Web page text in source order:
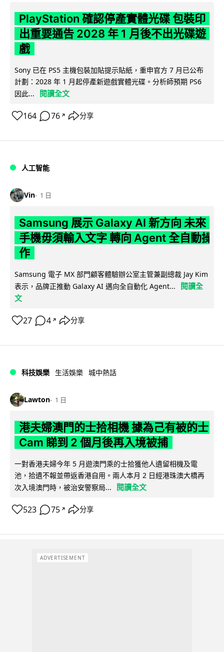
PlayStation 確認停產實體光碟 包裝印
出重要通告 2028 年 1 月後不出光碟遊
戲
Sony 已在 PS5 主機包裝加貼提示貼紙，重申官方 7 月已公布
計劃：2028 年 1 月起停產新遊戲實體光碟。分析師預期 PS6
因此...
閱讀全文
164 76 ↗ 分享
人工智能
Vin 1 日
Samsung 展示 Galaxy AI 新方向 未來
手機毋須輸入文字 轉向 Agent 全自動操
作
Samsung 電子 MX 部門顧客體驗辦公室主管兼副總裁 Jay Kim
表示，品牌正推動 Galaxy AI 邁向全自動化 Agent...
閱讀全
文
27 4 ↗ 分享
科技娛樂 生活娛樂 城中熱話
Lawton 1 日
港夫婦澳門的士拾相機 據為己有被的士
Cam 睇到 2 個月後再入境被捕
一對香港夫婦今年 5 月遊澳門乘的士拾獲他人遺留相機及電
池，拾遺不報並帶返香港自用。兩人本月 2 日經港珠澳大橋再
次入境澳門時，被治安警察局...
閱讀全文
523 75 ↗ 分享
ADVERTISEMENT